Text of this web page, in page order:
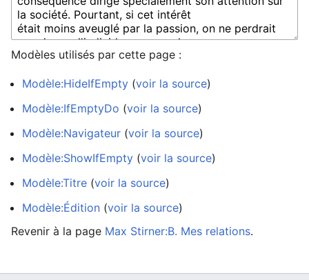
Modèles utilisés par cette page :
Modèle:HideIfEmpty (voir la source)
Modèle:IfEmptyDo (voir la source)
Modèle:Navigateur (voir la source)
Modèle:ShowIfEmpty (voir la source)
Modèle:Titre (voir la source)
Modèle:Édition (voir la source)
Revenir à la page Max Stirner:B. Mes relations.